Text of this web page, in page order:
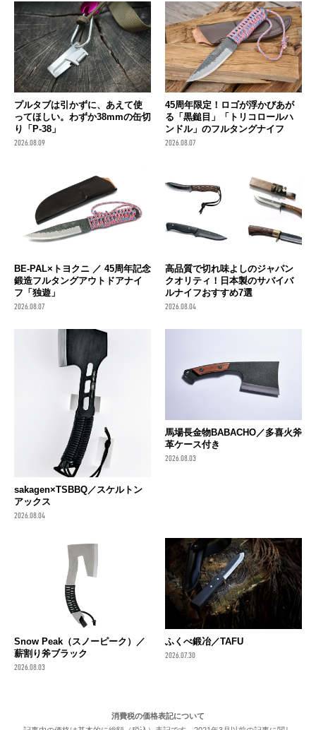
プルタブは引かずに、あえて使
ってほしい。わずか38mmの缶切
り「P-38」
2026.08.09
45周年限定！ロゴが浮かびあが
る「黒鎚目」「トリコロールハ
ンドル」のフルタングナイフ
2026.08.07
BE-PAL×トヨクニ ／ 45周年記念
鍛造フルタングアウトドアナイ
フ「独遊」
2026.08.07
高品質で切れ味よしのジャパン
クオリティ！日本製のサバイバ
ルナイフおすすめ7選
2026.08.04
sakagen×TSBBQ／スケルトン
アックス
2026.08.04
馬場長金物BABACHO／多喜火斧
革ケース付き
2026.08.03
Snow Peak（スノーピーク）／
薪割り斧ブラック
2026.08.03
ふくべ鍛冶／TAFU
2026.07.30
消費税の価格表記について